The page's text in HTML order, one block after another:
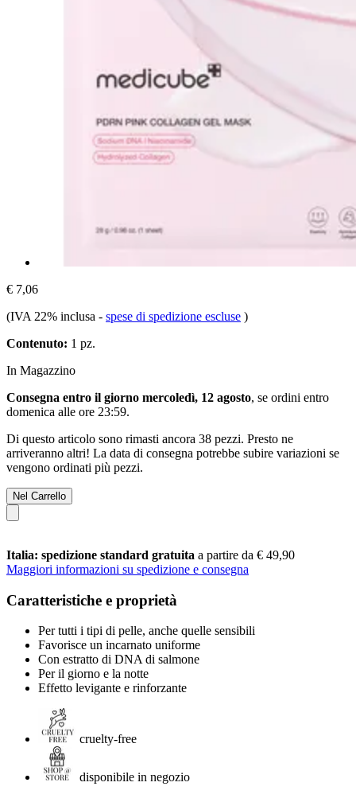
€ 7,06
(IVA 22% inclusa - spese di spedizione escluse )
Contenuto: 1 pz.
In Magazzino
Consegna entro il giorno mercoledì, 12 agosto, se ordini entro
domenica alle ore 23:59.
Di questo articolo sono rimasti ancora 38 pezzi. Presto ne
arriveranno altri! La data di consegna potrebbe subire variazioni se
vengono ordinati più pezzi.
Nel Carrello
Italia: spedizione standard gratuita a partire da € 49,90
Maggiori informazioni su spedizione e consegna
Caratteristiche e proprietà
Per tutti i tipi di pelle, anche quelle sensibili
Favorisce un incarnato uniforme
Con estratto di DNA di salmone
Per il giorno e la notte
Effetto levigante e rinforzante
cruelty-free
disponibile in negozio